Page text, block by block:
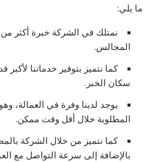
ما يلي:
المجالس.
كما نتميز بتوفير خدماتنا
سكان الخبر.
يوجد لدينا وفرة في العمالة،
المطلوبة خلال أقل وقت ممكن.
كما نتميز من خلال الشركة
بالإضافة إلى سرعة التواصل مع